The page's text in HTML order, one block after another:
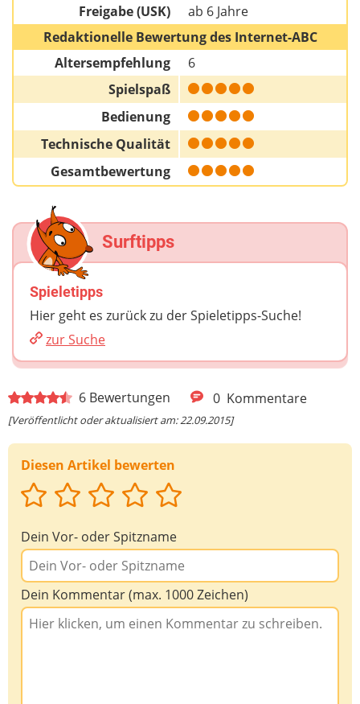
Freigabe (USK)
ab 6 Jahre
Redaktionelle Bewertung des Internet-ABC
Altersempfehlung
6
Spielspaß
Bedienung
Technische Qualität
Gesamtbewertung
6 Bewertungen 0 Kommentare
[Veröffentlicht oder aktualisiert am: 22.09.2015]
Diesen Artikel bewerten
Dein Vor- oder Spitzname
Dein Kommentar (max. 1000 Zeichen)
Surftipps
Spieletipps
Hier geht es zurück zu der Spieletipps-Suche!
zur Suche